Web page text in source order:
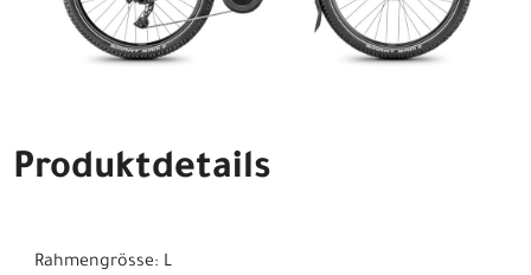
Produktdetails
Rahmengrösse: L